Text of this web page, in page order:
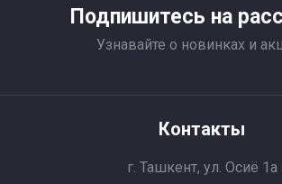
Подпишитесь на
Узнавайте о новинках и
Контакты
г. Ташкент, ул. Осиё 1a